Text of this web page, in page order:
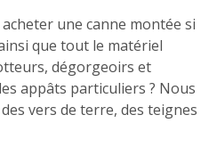
une canne montée si
que tout le matériel
dégorgeoirs et
appâts particuliers ? Nous
vers de terre, des teignes